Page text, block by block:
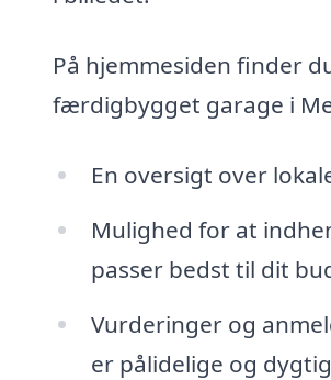
På hjemmesiden finder
færdigbygget garage i
En oversigt over
Mulighed for at
passer bedst til dit
Vurderinger og
er pålidelige og